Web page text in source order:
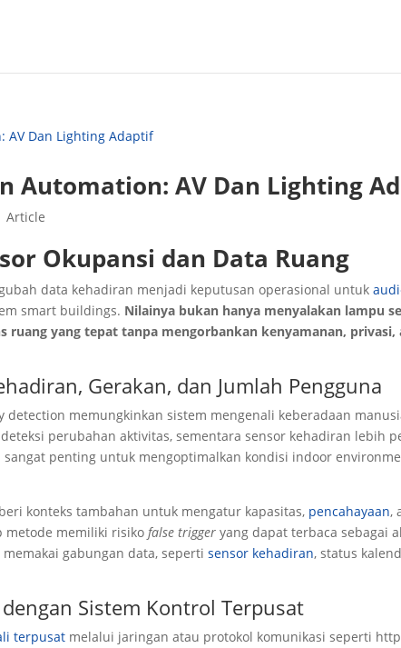
Automation: AV Dan Lighting
Article
Okupansi dan Data Ruang
data kehadiran menjadi keputusan operasional untuk
smart buildings. Nilainya bukan hanya menyalakan lampu
ruang yang tepat tanpa mengorbankan kenyamanan, privasi,
Gerakan, dan Jumlah Pengguna
detection memungkinkan sistem mengenali keberadaan
perubahan aktivitas, sementara sensor kehadiran lebih
penting untuk mengoptimalkan kondisi indoor
konteks tambahan untuk mengatur kapasitas, pencahayaan,
metode memiliki risikofalse trigger yang dapat terbaca sebagai
gabungan data, sepertisensor kehadiran, status
Sistem Kontrol Terpusat
terpusat melalui jaringan atau protokol komunikasi seperti